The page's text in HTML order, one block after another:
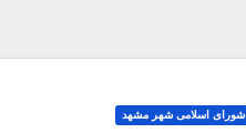
شورای اسلامی شهر مشهد